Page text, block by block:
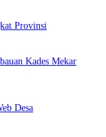
Provinsi
Kades Mekar
Desa